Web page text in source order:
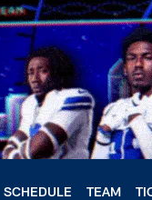
SCHEDULE TEAM